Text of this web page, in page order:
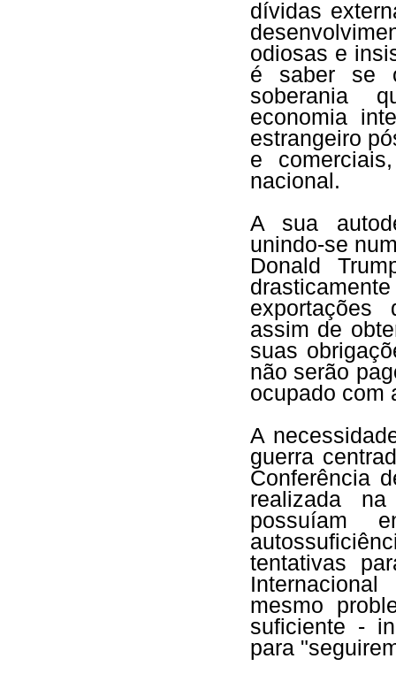
dívidas
odiosas e
é saber se
soberania
economia
estrangeiro
e
nacional.
A sua
unindo-se
Donald
exportações
assim de
suas
não serão
ocupado com
A
guerra
Conferência
realizada
possuíam
tentativas
mesmo
suficiente -
para